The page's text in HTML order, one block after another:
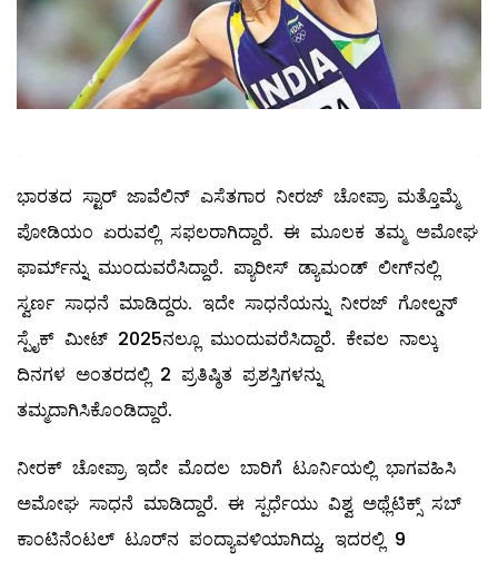
ಭಾರತದ ಸ್ಟಾರ್‌ ಜಾವೆಲಿನ್ ಎಸೆತಗಾರ ನೀರಜ್ ಚೋಪ್ರಾ ಮತ್ತೊಮ್ಮೆ
ಪೋಡಿಯಂ ಏರುವಲ್ಲಿ ಸಫಲರಾಗಿದ್ದಾರೆ. ಈ ಮೂಲಕ ತಮ್ಮ ಅಮೋಘ
ಫಾರ್ಮ್‌ನ್ನು ಮುಂದುವರೆಸಿದ್ದಾರೆ. ಪ್ಯಾರೀಸ್‌ ಡ್ಯಾಮಂಡ್‌ ಲೀಗ್‌ನಲ್ಲಿ
ಸ್ವರ್ಣ ಸಾಧನೆ ಮಾಡಿದ್ದರು. ಇದೇ ಸಾಧನೆಯನ್ನು ನೀರಜ್‌ ಗೋಲ್ಡನ್
ಸ್ಪೈಕ್ ಮೀಟ್ 2025ನಲ್ಲೂ ಮುಂದುವರೆಸಿದ್ದಾರೆ. ಕೇವಲ ನಾಲ್ಕು
ದಿನಗಳ ಅಂತರದಲ್ಲಿ 2 ಪ್ರತಿಷ್ಠಿತ ಪ್ರಶಸ್ತಿಗಳನ್ನು
ತಮ್ಮದಾಗಿಸಿಕೊಂಡಿದ್ದಾರೆ.
ನೀರಕ್‌ ಚೋಪ್ರಾ ಇದೇ ಮೊದಲ ಬಾರಿಗೆ ಟೂರ್ನಿಯಲ್ಲಿ ಭಾಗವಹಿಸಿ
ಅಮೋಘ ಸಾಧನೆ ಮಾಡಿದ್ದಾರೆ. ಈ ಸ್ಪರ್ಧೆಯು ವಿಶ್ವ ಅಥ್ಲೆಟಿಕ್ಸ್ ಸಬ್
ಕಾಂಟಿನೆಂಟಲ್ ಟೂರ್‌ನ ಪಂದ್ಯಾವಳಿಯಾಗಿದ್ದು, ಇದರಲ್ಲಿ 9